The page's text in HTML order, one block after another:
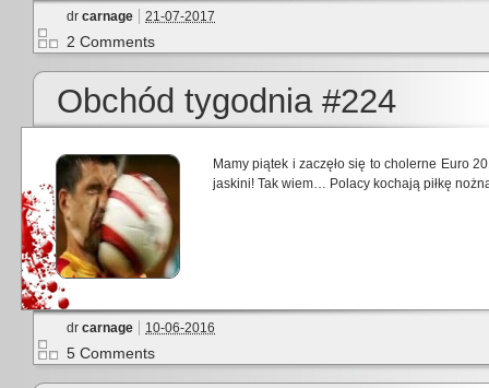
dr carnage 21-07-2017
2 Comments
Obchód tygodnia #224
Mamy piątek i zaczęło się to cholerne Euro
jaskini! Tak wiem… Polacy kochają piłkę
dr carnage 10-06-2016
5 Comments